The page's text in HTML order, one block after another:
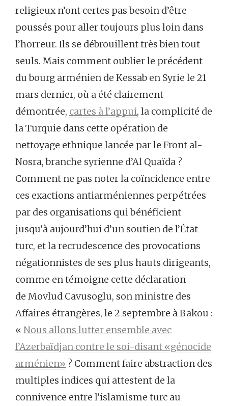
religieux n’ont certes pas besoin d’être
poussés pour aller toujours plus loin dans
l’horreur. Ils se débrouillent très bien tout
seuls. Mais comment oublier le précédent
du bourg arménien de Kessab en Syrie le 21
mars dernier, où a été clairement
démontrée, cartes à l’appui, la complicité de
la Turquie dans cette opération de
nettoyage ethnique lancée par le Front al-
Nosra, branche syrienne d’Al Quaïda ?
Comment ne pas noter la coïncidence entre
ces exactions antiarméniennes perpétrées
par des organisations qui bénéficient
jusqu’à aujourd’hui d’un soutien de l’État
turc, et la recrudescence des provocations
négationnistes de ses plus hauts dirigeants,
comme en témoigne cette déclaration
de Movlud Cavusoglu, son ministre des
Affaires étrangères, le 2 septembre à Bakou :
« Nous allons lutter ensemble avec
l’Azerbaïdjan contre le soi-disant «génocide
arménien» ? Comment faire abstraction des
multiples indices qui attestent de la
connivence entre l’islamisme turc au